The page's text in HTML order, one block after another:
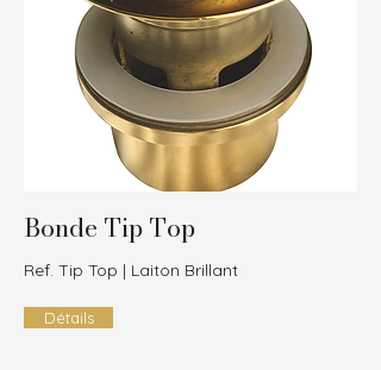
Bonde Tip Top
Ref. Tip Top | Laiton Brillant
Détails